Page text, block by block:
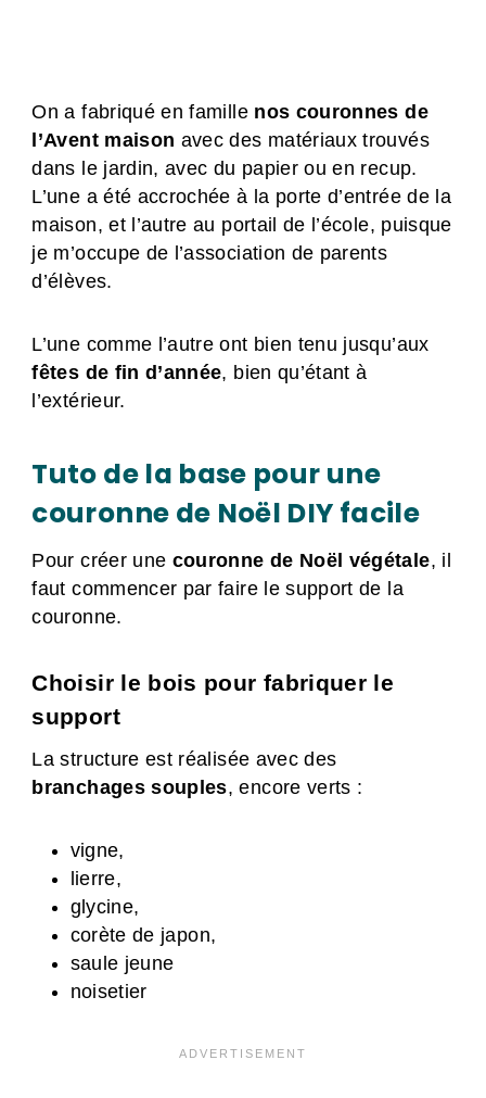
On a fabriqué en famille nos couronnes de
l’Avent maison avec des matériaux trouvés
dans le jardin, avec du papier ou en recup.
L’une a été accrochée à la porte d’entrée de la
maison, et l’autre au portail de l’école, puisque
je m’occupe de l’association de parents
d’élèves.
L’une comme l’autre ont bien tenu jusqu’aux
fêtes de fin d’année, bien qu’étant à
l’extérieur.
Tuto de la base pour une
couronne de Noël DIY facile
Pour créer une couronne de Noël végétale, il
faut commencer par faire le support de la
couronne.
Choisir le bois pour fabriquer le
support
La structure est réalisée avec des
branchages souples, encore verts :
vigne,
lierre,
glycine,
corète de japon,
saule jeune
noisetier